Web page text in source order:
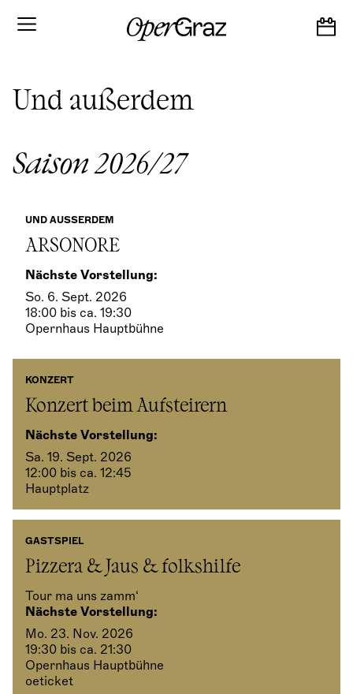
k
i
c
t
e
Und außerdem
Saison 2026/27
UND AUSSERDEM
ARSONORE
Nächste Vorstellung:
So. 6. Sept. 2026
18:00 bis ca. 19:30
Opernhaus Hauptbühne
KONZERT
Konzert beim Aufsteirern
Nächste Vorstellung:
Sa. 19. Sept. 2026
12:00 bis ca. 12:45
Hauptplatz
GASTSPIEL
Pizzera & Jaus & folkshilfe
Tour ma uns zamm‘
Nächste Vorstellung:
Mo. 23. Nov. 2026
19:30 bis ca. 21:30
Opernhaus Hauptbühne
oeticket